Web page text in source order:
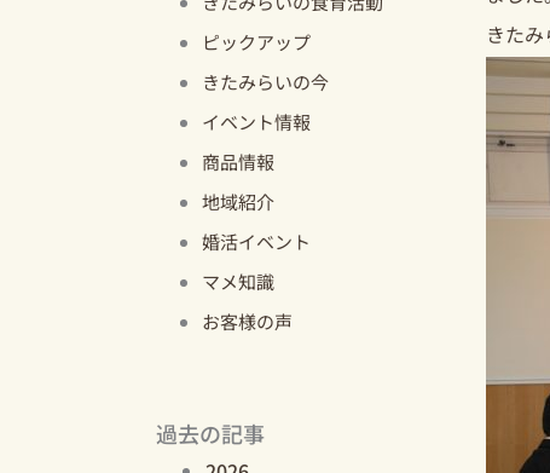
ピックアップ
きたみらいの今
イベント情報
商品情報
地域紹介
婚活イベント
マメ知識
お客様の声
過去の記事
きたみ